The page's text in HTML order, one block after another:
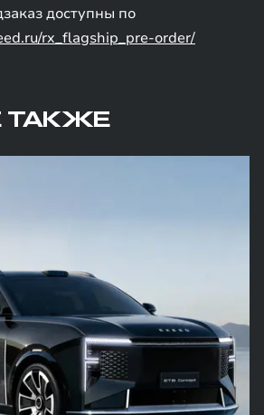
доступны по
rx_flagship_pre-order/
ТАКЖЕ